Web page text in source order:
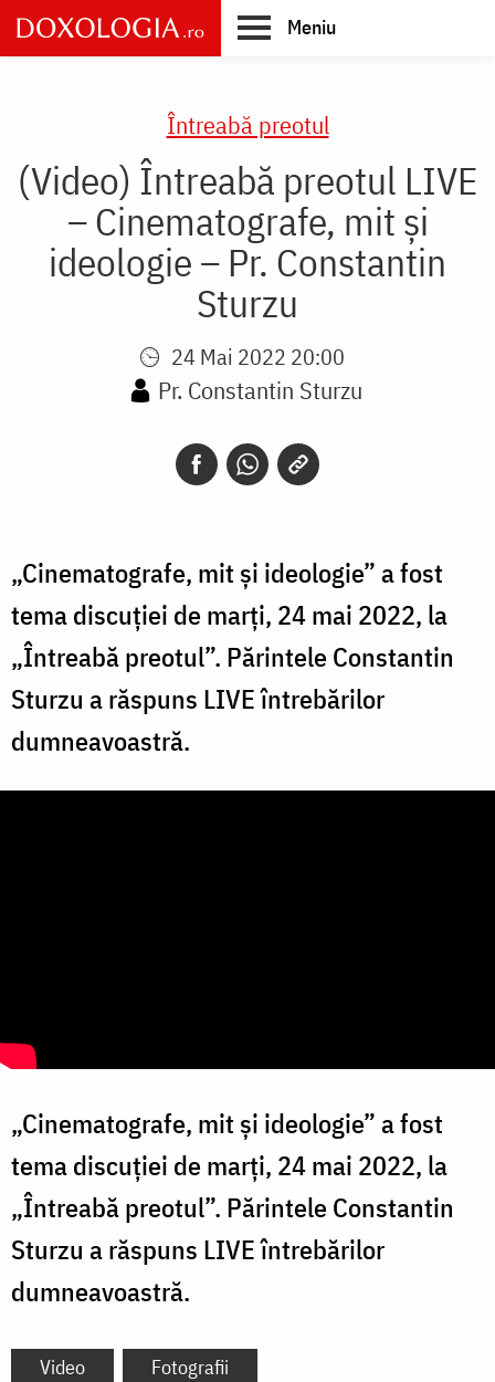
Skip
to
main
Meniu
Întreabă preotul
(Video) Întreabă preotul LIVE
– Cinematografe, mit și
ideologie – Pr. Constantin
Sturzu
24 Mai 2022 20:00
Pr. Constantin Sturzu
„Cinematografe, mit și ideologie” a fost
tema discuției de marți, 24 mai 2022, la
„Întreabă preotul”. Părintele Constantin
Sturzu a răspuns LIVE întrebărilor
dumneavoastră.
„Cinematografe, mit și ideologie” a fost
tema discuției de marți, 24 mai 2022, la
„Întreabă preotul”. Părintele Constantin
Sturzu a răspuns LIVE întrebărilor
dumneavoastră.
Video Fotografii